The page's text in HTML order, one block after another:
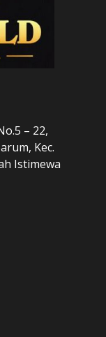
– 22,
Kec.
Istimewa